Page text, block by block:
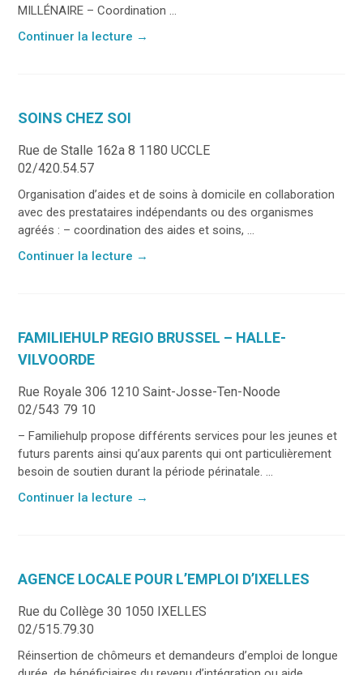
MILLÉNAIRE – Coordination ...
Continuer la lecture →
SOINS CHEZ SOI
Rue de Stalle 162a 8 1180 UCCLE
02/420.54.57
Organisation d’aides et de soins à domicile en collaboration
avec des prestataires indépendants ou des organismes
agréés : – coordination des aides et soins, ...
Continuer la lecture →
FAMILIEHULP REGIO BRUSSEL – HALLE-
VILVOORDE
Rue Royale 306 1210 Saint-Josse-Ten-Noode
02/543 79 10
– Familiehulp propose différents services pour les jeunes et
futurs parents ainsi qu’aux parents qui ont particulièrement
besoin de soutien durant la période périnatale. ...
Continuer la lecture →
AGENCE LOCALE POUR L’EMPLOI D’IXELLES
Rue du Collège 30 1050 IXELLES
02/515.79.30
Réinsertion de chômeurs et demandeurs d’emploi de longue